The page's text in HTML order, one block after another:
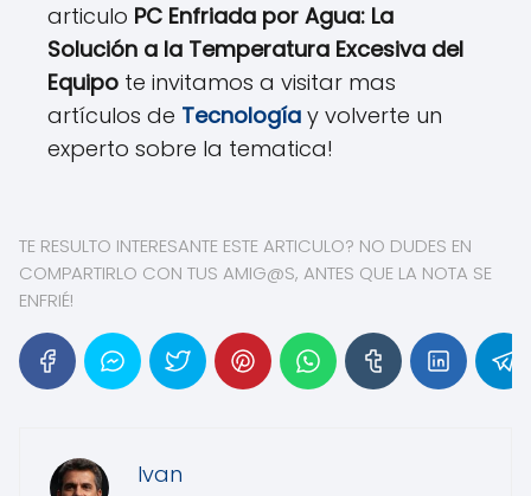
articulo PC Enfriada por Agua: La
Solución a la Temperatura Excesiva del
Equipo te invitamos a visitar mas
artículos de Tecnología y volverte un
experto sobre la tematica!
TE RESULTO INTERESANTE ESTE ARTICULO? NO DUDES EN
COMPARTIRLO CON TUS AMIG@S, ANTES QUE LA NOTA SE
ENFRIÉ!
Ivan